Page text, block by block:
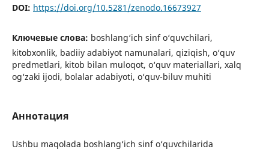
DOI: https://doi.org/10.5281/zenodo.16673927
Ключевые слова: boshlang‘ich sinf o‘quvchilari,
kitobxonlik, badiiy adabiyot namunalari, qiziqish, o‘quv
predmetlari, kitob bilan muloqot, o‘quv materiallari, xalq
og‘zaki ijodi, bolalar adabiyoti, o‘quv-biluv muhiti
Аннотация
Ushbu maqolada boshlang‘ich sinf o‘quvchilarida